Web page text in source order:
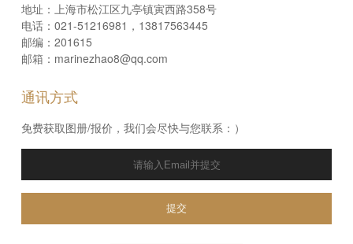
地址：上海市松江区九亭镇寅西路358号
电话：021-51216981，13817563445
邮编：201615
邮箱：marinezhao8@qq.com
通讯方式
免费获取图册/报价，我们会尽快与您联系：）
提交